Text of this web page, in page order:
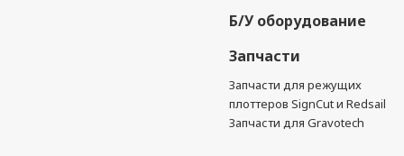
Б/У оборудование
Запчасти
Запчасти для режущих
плоттеров SignCut и Redsail
Запчасти для Gravotech